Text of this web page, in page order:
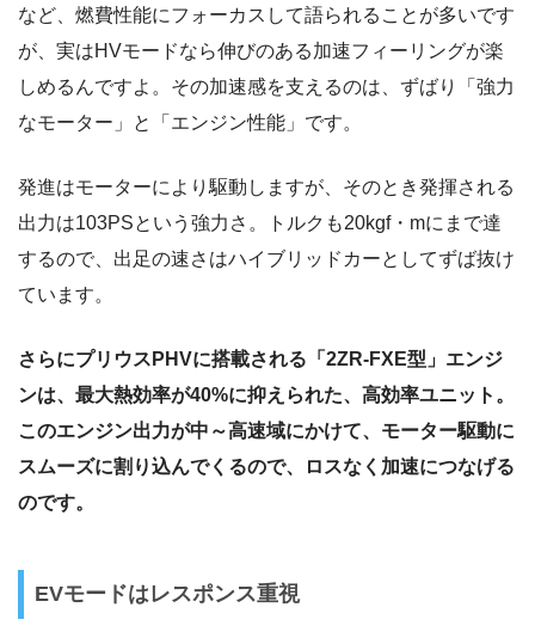
など、燃費性能にフォーカスして語られることが多いです
が、実はHVモードなら伸びのある加速フィーリングが楽
しめるんですよ。その加速感を支えるのは、ずばり「強力
なモーター」と「エンジン性能」です。
発進はモーターにより駆動しますが、そのとき発揮される
出力は103PSという強力さ。トルクも20kgf・mにまで達
するので、出足の速さはハイブリッドカーとしてずば抜け
ています。
さらにプリウスPHVに搭載される「2ZR-FXE型」エンジ
ンは、最大熱効率が40%に抑えられた、高効率ユニット。
このエンジン出力が中～高速域にかけて、モーター駆動に
スムーズに割り込んでくるので、ロスなく加速につなげる
のです。
EVモードはレスポンス重視